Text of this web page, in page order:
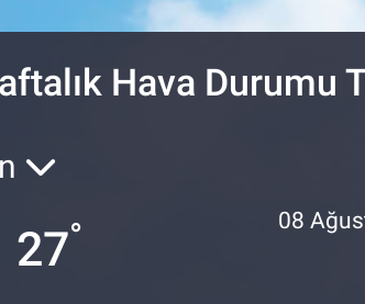
Hava Durumu
27° 08